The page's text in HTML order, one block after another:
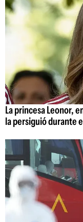
La princesa Leonor,
la persiguió durante